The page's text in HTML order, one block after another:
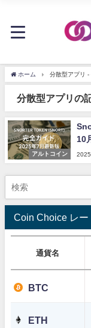
ホーム 分散型アプリ -
分散型アプリの
アルトコイン
10
2025
Coin Choice レー
通貨名
BTC
ETH